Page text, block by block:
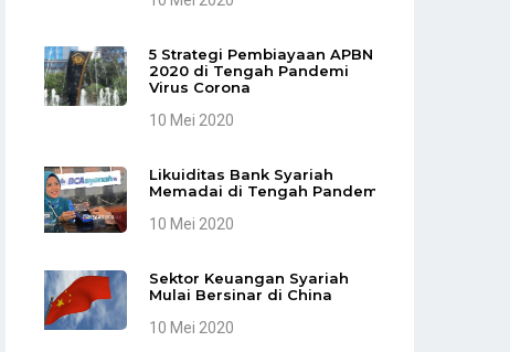
5 Strategi Pembiayaan APBN
2020 di Tengah Pandemi
Virus Corona
10 Mei 2020
Likuiditas Bank Syariah
Memadai di Tengah Pandemi
10 Mei 2020
Sektor Keuangan Syariah
Mulai Bersinar di China
10 Mei 2020